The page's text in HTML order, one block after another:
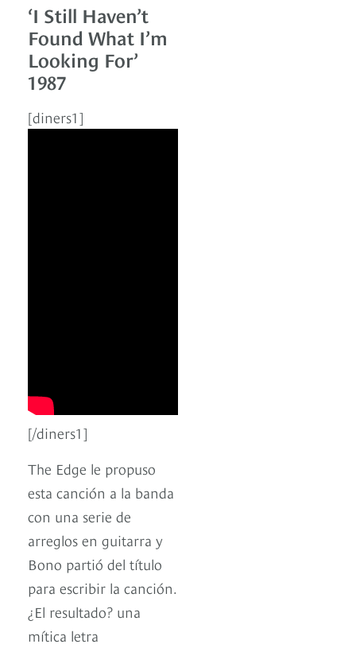
‘I Still Haven’t
Found What I’m
Looking For’
1987
[diners1]
[/diners1]
The Edge le propuso
esta canción a la banda
con una serie de
arreglos en guitarra y
Bono partió del título
para escribir la canción.
¿El resultado? una
mítica letra